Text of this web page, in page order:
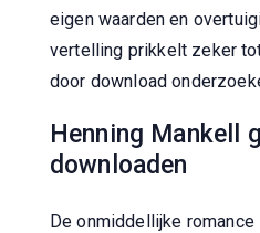
eigen waarden en
vertelling prikkelt zeker
door download
Henning Mankell
downloaden
De onmiddellijke